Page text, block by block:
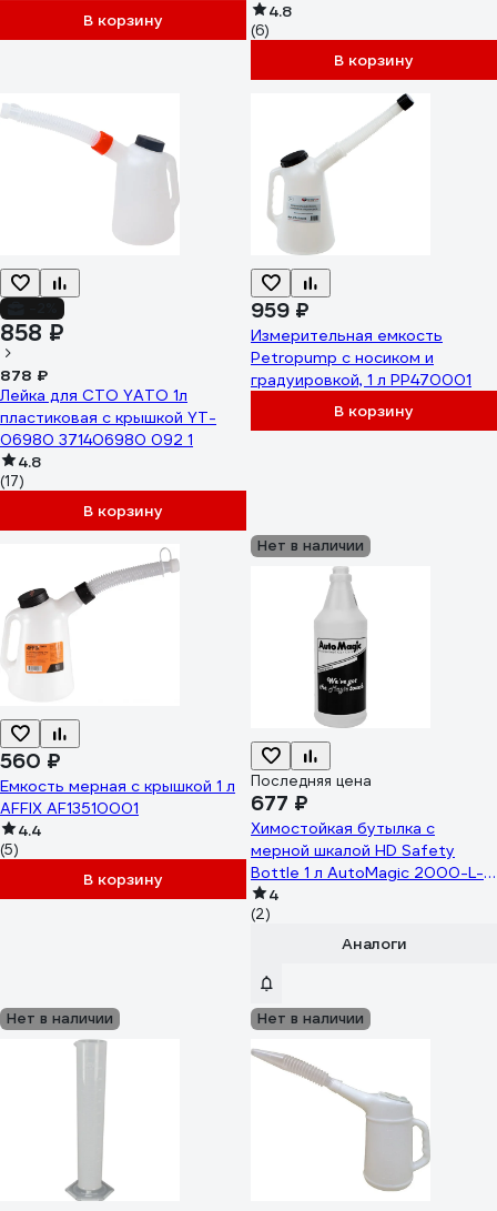
В корзину
887C001(17039)
4.8
(6)
В корзину
858 ₽
878 ₽
Лейка для СТО YATO 1л
пластиковая с крышкой YT-
06980 371406980 092 1
4.8
(17)
В корзину
959 ₽
Измерительная емкость
Petropump с носиком и
градуировкой, 1 л PP470001
В корзину
560 ₽
Емкость мерная с крышкой 1 л
AFFIX AF13510001
4.4
(5)
В корзину
Нет в наличии
Последняя цена
677 ₽
Химостойкая бутылка с
мерной шкалой HD Safety
Bottle 1 л AutoMagic 2000-L-
204
(2)
Аналоги
Нет в наличии Нет в наличии